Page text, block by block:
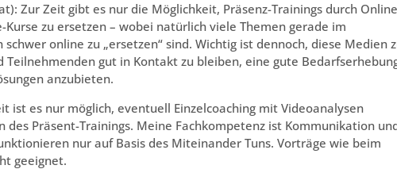
Zur Zeit gibt es nur die Möglichkeit, Präsenz-Trainings durch
zu ersetzen – wobei natürlich viele Themen gerade im
online zu „ersetzen“ sind. Wichtig ist dennoch, diese Medien
gut in Kontakt zu bleiben, eine gute
anzubieten.
ist es nur möglich, eventuell Einzelcoaching mit Videoanalysen
Präsent-Trainings. Meine Fachkompetenz ist Kommunikation
nur auf Basis des Miteinander Tuns. Vorträge wie beim
geeignet.